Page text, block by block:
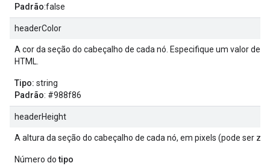
Padrão:false
headerColor
A cor da seção do cabeçalho de cada nó. Especifique um valor de
HTML.
Tipo: string
Padrão: #988f86
headerHeight
A altura da seção do cabeçalho de cada nó, em pixels (pode ser
Número dotipo